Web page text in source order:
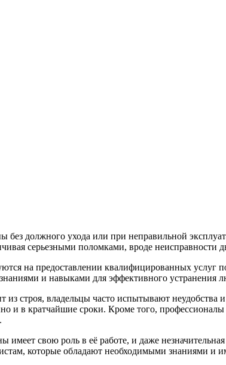
без должного ухода или при неправильной
серьезными поломками, вроде неисправности
на предоставлении квалифицированных
и навыками для эффективного устранения
из строя, владельцы часто испытывают неудобства
и в кратчайшие сроки. Кроме того,
имеет свою роль в её работе, и даже
которые обладают необходимыми знаниями и